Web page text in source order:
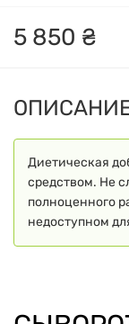
5 850 ₴
Диетическая
средством. Не
полноценного
недоступном